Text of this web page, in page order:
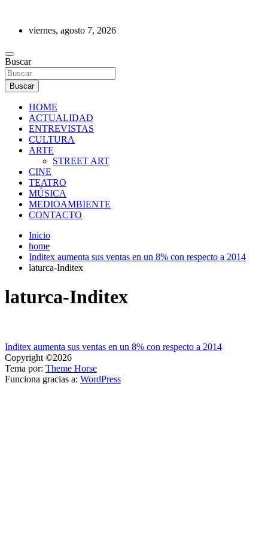
contenidoviernes, agosto 7, 2026
REVISTA DE PRENSA
Buscar
Buscar
HOME
ACTUALIDAD
ENTREVISTAS
CULTURA
ARTE
STREET ART
CINE
TEATRO
MÚSICA
MEDIOAMBIENTE
CONTACTO
Inicio
home
Inditex aumenta sus ventas en un 8% con respecto a 2014
laturca-Inditex
laturca-Inditex
Navegación
de
entradas
Inditex aumenta sus ventas en un 8% con respecto a 2014
Copyright ©2026
Tema por: Theme Horse
Funciona gracias a: WordPress